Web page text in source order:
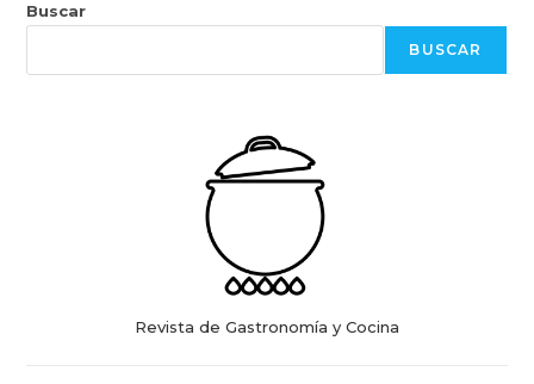
Buscar
BUSCAR
Revista de Gastronomía y Cocina